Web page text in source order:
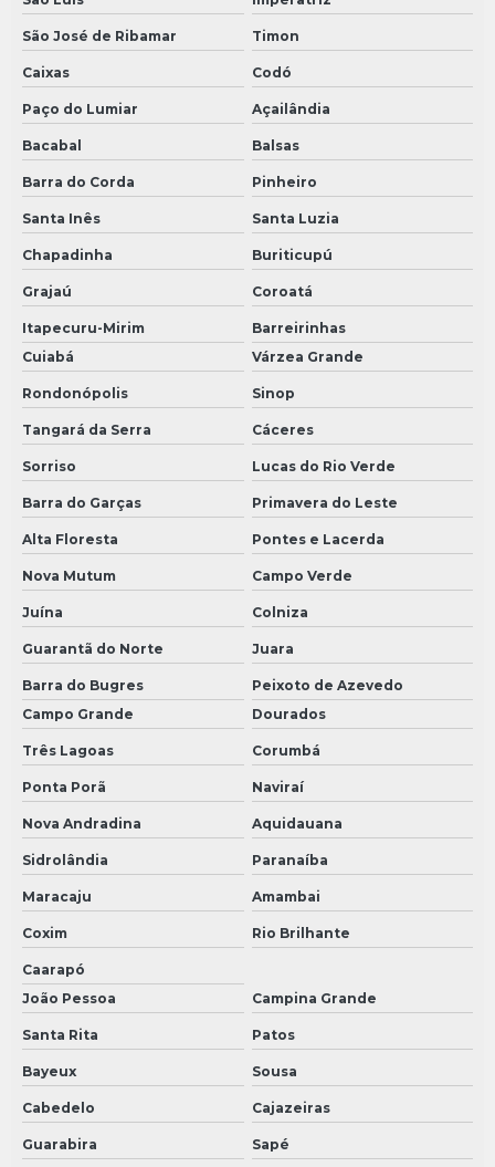
São José de Ribamar Timon
Caixas Codó
Paço do Lumiar Açailândia
Bacabal Balsas
Barra do Corda Pinheiro
Santa Inês Santa Luzia
Chapadinha Buriticupú
Grajaú Coroatá
Itapecuru-Mirim
Barreirinhas
Cuiabá
Várzea Grande
Rondonópolis Sinop
Tangará da Serra Cáceres
Sorriso Lucas do Rio Verde
Barra do Garças Primavera do Leste
Alta Floresta Pontes e Lacerda
Nova Mutum Campo Verde
Juína Colniza
Guarantã do Norte Juara
Barra do Bugres
Peixoto de Azevedo
Campo Grande
Dourados
Três Lagoas Corumbá
Ponta Porã Naviraí
Nova Andradina Aquidauana
Sidrolândia Paranaíba
Maracaju Amambai
Coxim Rio Brilhante
Caarapó
João Pessoa
Campina Grande
Santa Rita Patos
Bayeux Sousa
Cabedelo Cajazeiras
Guarabira Sapé